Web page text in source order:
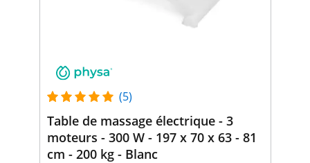
(5)
Table de massage électrique - 3
moteurs - 300 W - 197 x 70 x 63 - 81
cm - 200 kg - Blanc